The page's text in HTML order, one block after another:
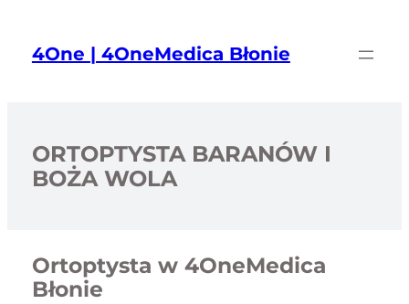
treści4One | 4OneMedica Błonie
ORTOPTYSTA BARANÓW I
BOŻA WOLA
Ortoptysta w 4OneMedica
Błonie